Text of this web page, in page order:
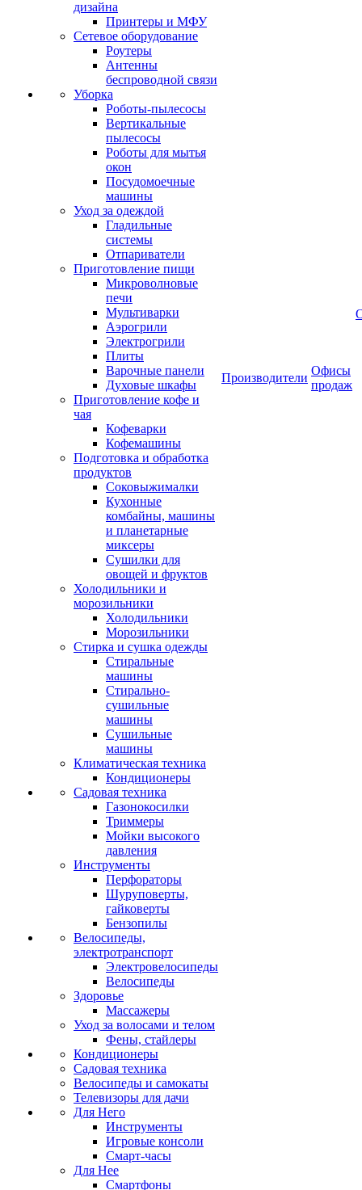
дизайна
Принтеры и МФУ
Сетевое оборудование
Роутеры
Антенны
беспроводной связи
Уборка
Роботы-пылесосы
Вертикальные
пылесосы
Роботы для мытья
окон
Посудомоечные
машины
Уход за одеждой
Гладильные
системы
Отпариватели
Приготовление пищи
Микроволновые
печи
Мультиварки
Аэрогрили
Электрогрили
Плиты
Варочные панели
Духовые шкафы
Приготовление кофе и
чая
Кофеварки
Кофемашины
Подготовка и обработка
продуктов
Соковыжималки
Кухонные
комбайны, машины
и планетарные
миксеры
Сушилки для
овощей и фруктов
Холодильники и
морозильники
Холодильники
Морозильники
Стирка и сушка одежды
Стиральные
машины
Стирально-
сушильные
машины
Сушильные
машины
Климатическая техника
Кондиционеры
Садовая техника
Газонокосилки
Триммеры
Мойки высокого
давления
Инструменты
Перфораторы
Шуруповерты,
гайковерты
Бензопилы
Велосипеды,
электротранспорт
Электровелосипеды
Велосипеды
Здоровье
Массажеры
Уход за волосами и телом
Фены, стайлеры
Кондиционеры
Садовая техника
Велосипеды и самокаты
Телевизоры для дачи
Для Него
Инструменты
Игровые консоли
Смарт-часы
Для Нее
Смартфоны
Производители
Офисы
продаж